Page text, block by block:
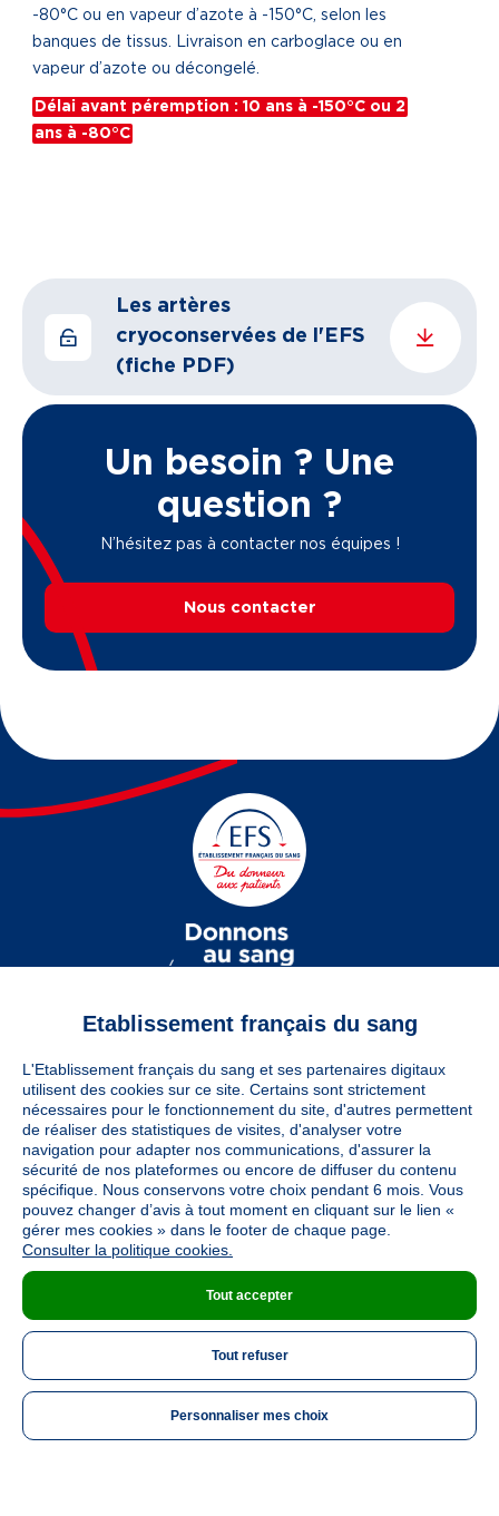
-80°C ou en vapeur d’azote à -150°C, selon les
banques de tissus. Livraison en carboglace ou en
vapeur d’azote ou décongelé.
Délai avant péremption : 10 ans à -150°C ou 2
ans à -80°C
Les artères
cryoconservées de l'EFS
(fiche PDF)
Un besoin ? Une
question ?
N’hésitez pas à contacter nos équipes !
Nous contacter
Vous êtes
Informations légales
Utiles
Nous suivre
Etablissement français du sang
L'Etablissement français du sang et ses partenaires digitaux
utilisent des cookies sur ce site. Certains sont strictement
nécessaires pour le fonctionnement du site, d'autres permettent
de réaliser des statistiques de visites, d'analyser votre
navigation pour adapter nos communications, d'assurer la
sécurité de nos plateformes ou encore de diffuser du contenu
spécifique. Nous conservons votre choix pendant 6 mois. Vous
pouvez changer d’avis à tout moment en cliquant sur le lien «
gérer mes cookies » dans le footer de chaque page.
Consulter la politique cookies.
Tout accepter
Tout refuser
Personnaliser mes choix